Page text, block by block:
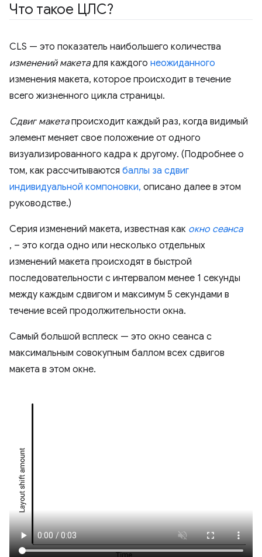
Что такое ЦЛС?
CLS — это показатель наибольшего количества
изменений макетадля каждого неожиданного
изменения макета, которое происходит в течение
всего жизненного цикла страницы.
Сдвиг макетапроисходит каждый раз, когда видимый
элемент меняет свое положение от одного
визуализированного кадра к другому. (Подробнее о
том, как рассчитываются баллы за сдвиг
индивидуальной компоновки, описано далее в этом
руководстве.)
Серия изменений макета, известная как окно сеанса
, – это когда одно или несколько отдельных
изменений макета происходят в быстрой
последовательности с интервалом менее 1 секунды
между каждым сдвигом и максимум 5 секундами в
течение всей продолжительности окна.
Самый большой всплеск — это окно сеанса с
максимальным совокупным баллом всех сдвигов
макета в этом окне.